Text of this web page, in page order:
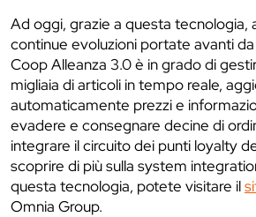
Ad oggi, grazie a questa tecnologia,
continue evoluzioni portate avanti
Coop Alleanza 3.0 è in grado di
migliaia di articoli in tempo reale,
automaticamente prezzi e
evadere e consegnare decine di
integrare il circuito dei punti loyalty
scoprire di più sulla system
questa tecnologia, potete visitare il
Omnia Group.